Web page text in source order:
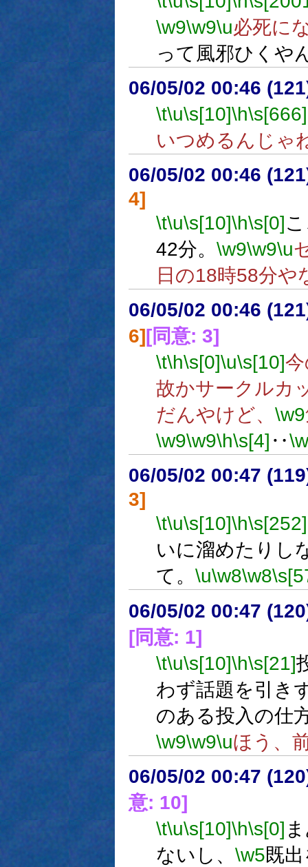
\w9\w9\u必死に
って風邪ひくや
06/05/02 00:46
\t\u\s[10]\h\s[666]
いつめるんじゃ
06/05/02 00:46
4]
\t\u\s[10]\h\s[0]
42分。 \w9\w9\u
日の18時58分や
06/05/02 00:46
6][同意: 3]
\t\h\s[0]\u\s[10]
故かサークルカ
だんやけど、 \w9
\w9\w9\h\s[4] ‥
06/05/02 00:47
3]
\t\u\s[10]\h\s[252]
いに溜めたりし
て。 \u\w8\w8
06/05/02 00:47
[同意: 1]
\t\u\s[10]\h\s[21]
わず話題を引き
のある投入の仕
\w9\w9\uほう、
06/05/02 00:47
意: 10]
\t\u\s[10]\h\s[0]
ないし、 \w5既